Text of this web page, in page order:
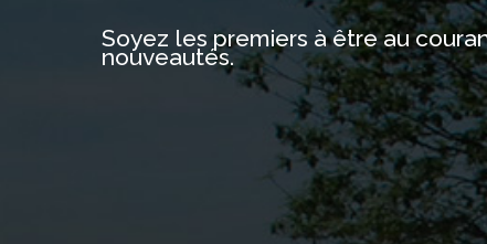
Soyez les premiers à être au
nouveautés.